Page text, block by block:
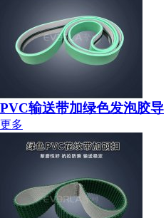
PVC输送带加绿色发泡胶导
更多